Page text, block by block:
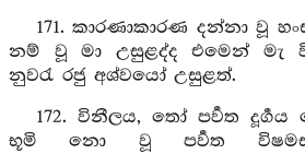
171. කාරණාකාරණ දන්නා වූ
නම් වූ මා උසුළද්ද එමෙන් මැ
නුවරැ රජු අශ්වයෝ උසුළත්.
172. විනීලය, තෝ පර්‍වත
භූමි නො වූ පර්‍වත